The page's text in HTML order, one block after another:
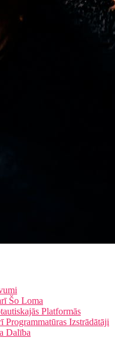
Šo Loma
Platformās
Programmatūras Izstrādātāji
Dalība